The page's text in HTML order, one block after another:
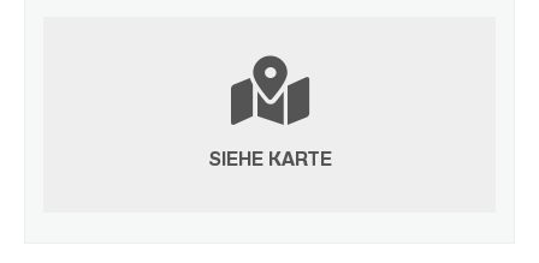
SIEHE KARTE